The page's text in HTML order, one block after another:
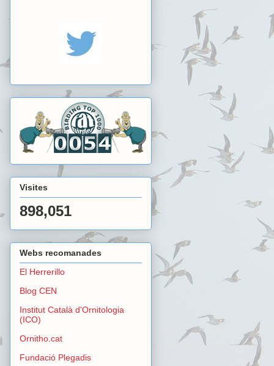
Visites
898,051
Webs recomanades
El Herrerillo
Blog CEN
Institut Català d'Ornitologia
(ICO)
Ornitho.cat
Fundació Plegadis